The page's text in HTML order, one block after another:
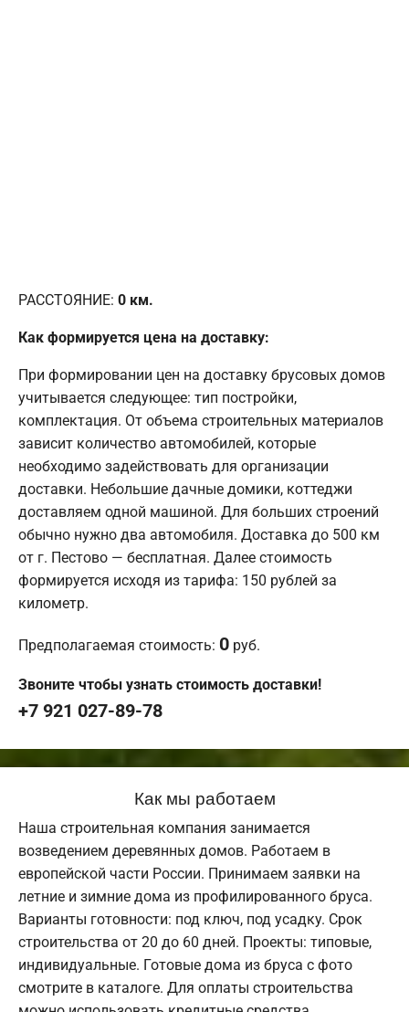
РАССТОЯНИЕ: 0 км.
Как формируется цена на доставку:
При формировании цен на доставку брусовых домов
учитывается следующее: тип постройки,
комплектация. От объема строительных материалов
зависит количество автомобилей, которые
необходимо задействовать для организации
доставки. Небольшие дачные домики, коттеджи
доставляем одной машиной. Для больших строений
обычно нужно два автомобиля. Доставка до 500 км
от г. Пестово — бесплатная. Далее стоимость
формируется исходя из тарифа: 150 рублей за
километр.
Предполагаемая стоимость: 0 руб.
Звоните чтобы узнать стоимость доставки!
+7 921 027-89-78
Как мы работаем
Наша строительная компания занимается
возведением деревянных домов. Работаем в
европейской части России. Принимаем заявки на
летние и зимние дома из профилированного бруса.
Варианты готовности: под ключ, под усадку. Срок
строительства от 20 до 60 дней. Проекты: типовые,
индивидуальные. Готовые дома из бруса с фото
смотрите в каталоге. Для оплаты строительства